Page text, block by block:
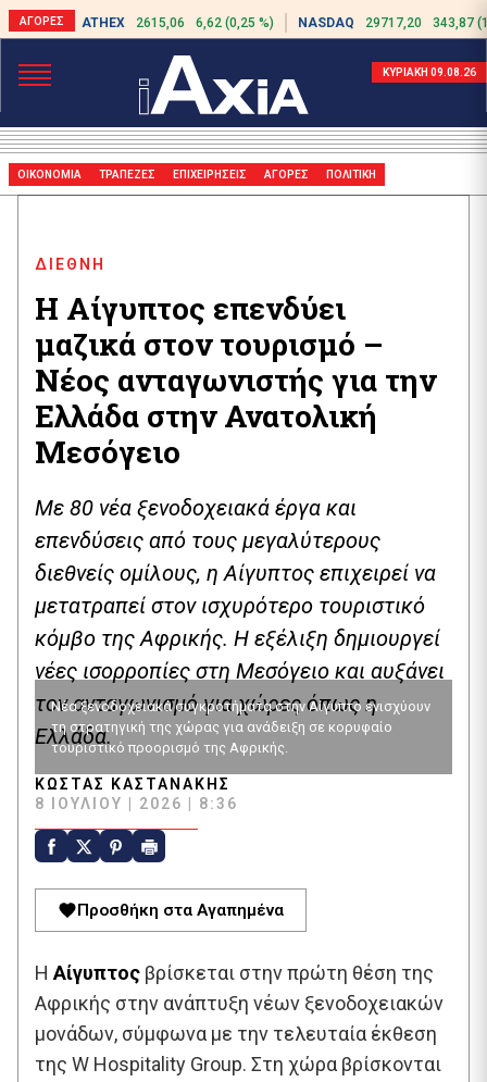
ATHEX 2615,06 6,62 (0,25 %) NASDAQ 29717,20 343,87
ΚΥΡΙΑΚΗ 09.08.26
ΟΙΚΟΝΟΜΙΑ ΤΡΑΠΕΖΕΣ ΕΠΙΧΕΙΡΗΣΕΙΣ ΑΓΟΡΕΣ ΠΟΛΙΤΙΚΗ
ΔΙΕΘΝΗ
Η Αίγυπτος επενδύει
μαζικά στον τουρισμό –
Νέος ανταγωνιστής για την
Ελλάδα στην Ανατολική
Μεσόγειο
Με 80 νέα ξενοδοχειακά έργα και
επενδύσεις από τους μεγαλύτερους
διεθνείς ομίλους, η Αίγυπτος επιχειρεί να
μετατραπεί στον ισχυρότερο τουριστικό
κόμβο της Αφρικής. Η εξέλιξη δημιουργεί
νέες ισορροπίες στη Μεσόγειο και αυξάνει
τον ανταγωνισμό για χώρες όπως η
Ελλάδα.
Νέα ξενοδοχειακά συγκροτήματα στην Αίγυπτο ενισχύουν
τη στρατηγική της χώρας για ανάδειξη σε κορυφαίο
τουριστικό προορισμό της Αφρικής.
ΚΏΣΤΑΣ ΚΑΣΤΑΝΆΚΗΣ
8 ΙΟΥΛΊΟΥ | 2026 | 8:36
Προσθήκη στα Αγαπημένα
Η Αίγυπτος βρίσκεται στην πρώτη θέση της
Αφρικής στην ανάπτυξη νέων ξενοδοχειακών
μονάδων, σύμφωνα με την τελευταία έκθεση
της W Hospitality Group. Στη χώρα βρίσκονται